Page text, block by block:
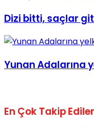
Dizi bitti, saçlar
Yunan Adalarına
En Çok Takip